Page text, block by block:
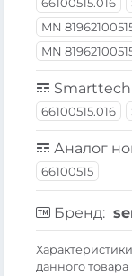
66100515.016
MN
MN
66100515.016
Аналог
66100515
Бренд:
данного товара